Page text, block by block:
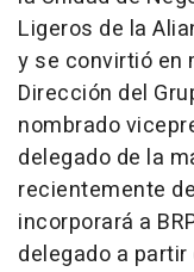
Ligeros de la
y se convirtió en
Dirección del
nombrado
delegado de la
recientemente
incorporará a
delegado a